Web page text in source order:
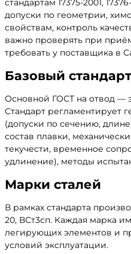
стандартам 17375-2001,
допуски по геометрии,
свойствам, контроль
важно проверять при
требовать у поставщика в
Базовый стандарт
Основной ГОСТ на отвод —
Стандарт регламентирует
(допуски по сечению,
состав плавки,
текучести, временное
удлинение), методы
Марки сталей
В рамках стандарта
20, ВСт3сп. Каждая марка
легирующих элементов и
условий эксплуатации.